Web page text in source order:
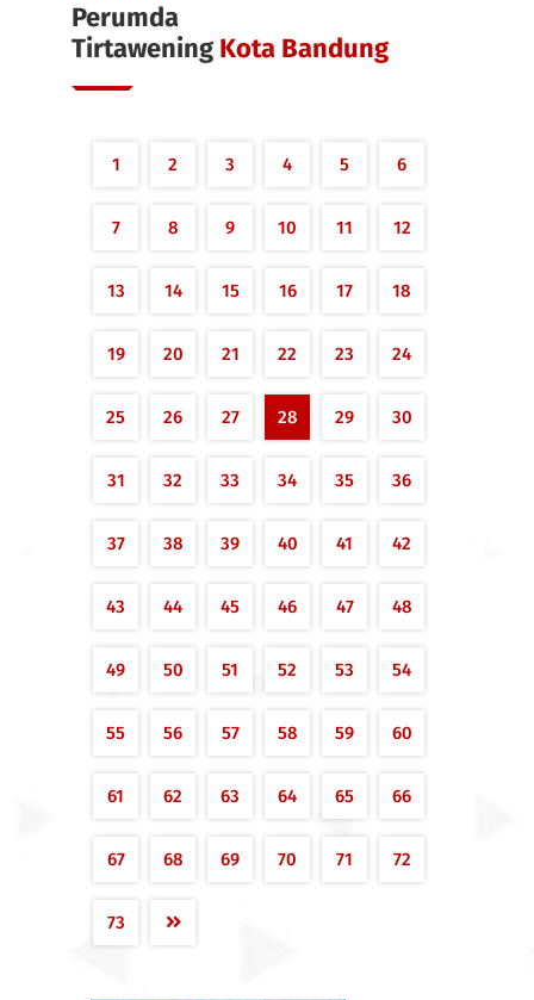
Perumda
Tirtawening Kota Bandung
1 2 3 4 5 6
7 8 9 10 11 12
13 14 15 16 17 18
19 20 21 22 23 24
25 26 27 28 29 30
31 32 33 34 35 36
37 38 39 40 41 42
43 44 45 46 47 48
49 50 51 52 53 54
55 56 57 58 59 60
61 62 63 64 65 66
67 68 69 70 71 72
73